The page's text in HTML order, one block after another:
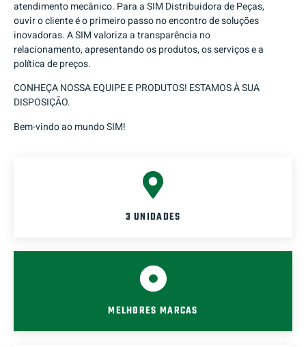
atendimento mecânico. Para a SIM Distribuidora de Peças,
ouvir o cliente é o primeiro passo no encontro de soluções
inovadoras. A SIM valoriza a transparência no
relacionamento, apresentando os produtos, os serviços e a
política de preços.
CONHEÇA NOSSA EQUIPE E PRODUTOS! ESTAMOS À SUA
DISPOSIÇÃO.
Bem-vindo ao mundo SIM!
3 UNIDADES
MELHORES MARCAS